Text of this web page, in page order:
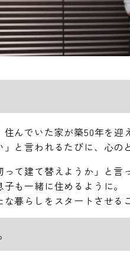
んでいた家が築50年を迎
と言われるたびに、心の
て建て替えようか」と言
も一緒に住めるように。
暮らしをスタートさせる